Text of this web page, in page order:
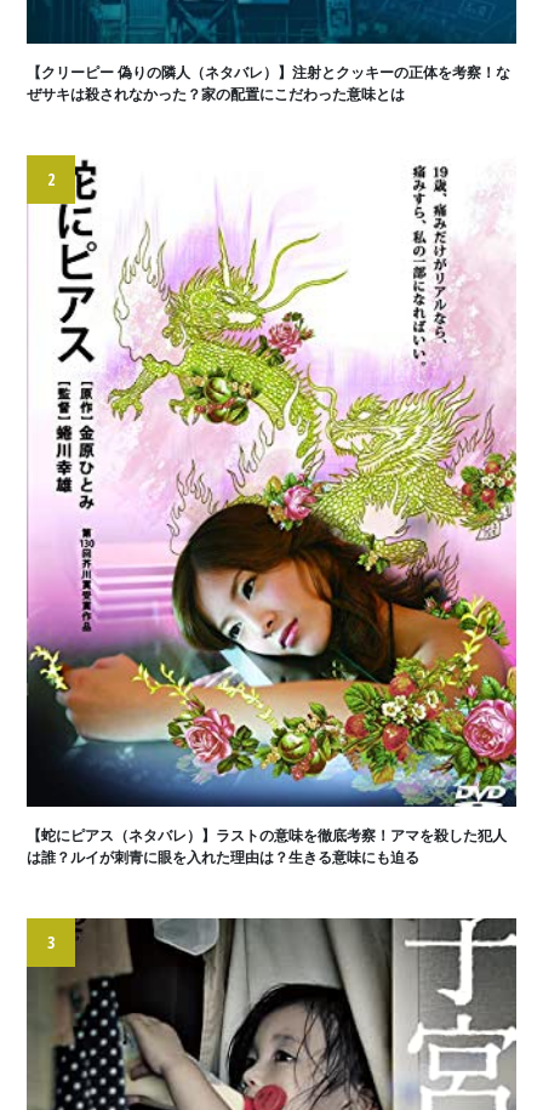
【クリーピー 偽りの隣人（ネタバレ）】注射とクッキーの正体を考察！な
ぜサキは殺されなかった？家の配置にこだわった意味とは
2
【蛇にピアス（ネタバレ）】ラストの意味を徹底考察！アマを殺した犯人
は誰？ルイが刺青に眼を入れた理由は？生きる意味にも迫る
3